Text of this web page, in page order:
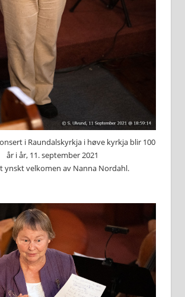
i Raundalskyrkja i høve kyrkja blir 100
år i år, 11. september 2021
ynskt velkomen av Nanna Nordahl.